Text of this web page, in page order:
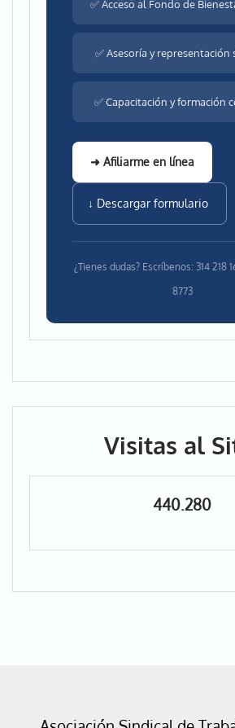
✅ Acceso al Fondo de
✅ Asesoría y representación
✅ Capacitación y formación
➜ Afiliarme en línea
↓ Descargar formulario
¿Tienes dudas? Escríbenos: 314 218
8773
Visitas al
440.280